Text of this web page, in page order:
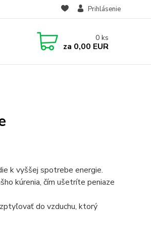
Prihlásenie
0 ks
za 0,00 EUR
k vyššej spotrebe energie.
kúrenia, čím ušetríte peniaze
do vzduchu, ktorý